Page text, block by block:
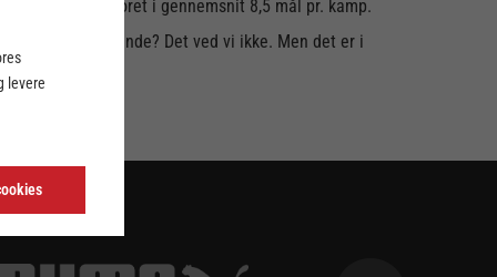
i september scoret i gennemsnit 8,5 mål pr. kamp.
mest imponerende? Det ved vi ikke. Men det er i
levere